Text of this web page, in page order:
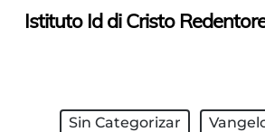
SkipIstituto Id di Cristo
Sin Categorizar